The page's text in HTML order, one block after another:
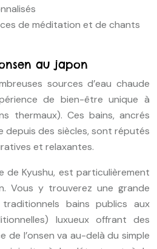
de méditation et de chants
au japon
sources d’eau chaude
de bien-être unique à
thermaux). Ces bains, ancrés
depuis des siècles, sont réputés
et relaxantes.
de Kyushu, est particulièrement
Vous y trouverez une grande
bains publics aux
luxueux offrant des
de l’onsen va au-delà du simple